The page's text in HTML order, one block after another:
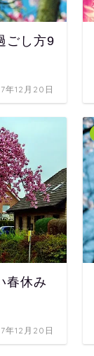
ごし方9
年12月20日
春休み
年12月20日